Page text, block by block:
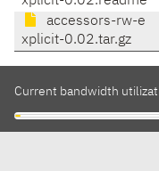
accessors-rw-e
xplicit-0.02.tar.gz
Current bandwidth